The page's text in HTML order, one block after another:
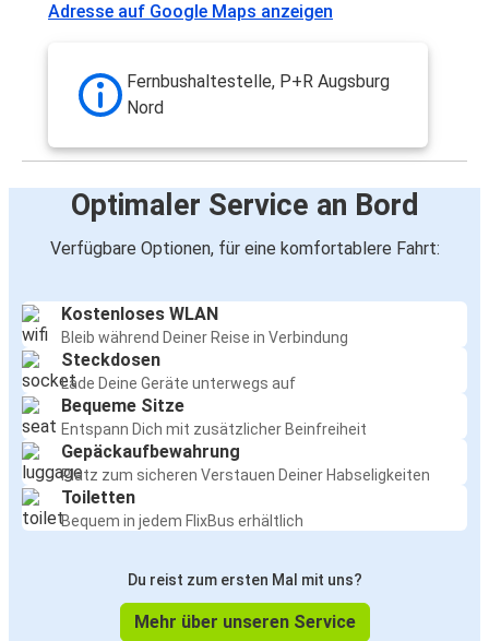
Adresse auf Google Maps anzeigen
Fernbushaltestelle, P+R Augsburg
Nord
Optimaler Service an Bord
Verfügbare Optionen, für eine komfortablere Fahrt:
Kostenloses WLAN
Bleib während Deiner Reise in Verbindung
Steckdosen
Lade Deine Geräte unterwegs auf
Bequeme Sitze
Entspann Dich mit zusätzlicher Beinfreiheit
Gepäckaufbewahrung
Platz zum sicheren Verstauen Deiner Habseligkeiten
Toiletten
Bequem in jedem FlixBus erhältlich
Du reist zum ersten Mal mit uns?
Mehr über unseren Service